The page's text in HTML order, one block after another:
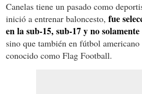
Canelas tiene un pasado como
inició a entrenar baloncesto, fue
en la sub-15, sub-17 y no
sino que también en fútbol
conocido como Flag Football.